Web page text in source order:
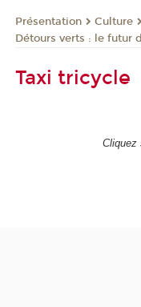
Présentation Culture
Détours verts : le futur
Taxi tricycle
Cliquez